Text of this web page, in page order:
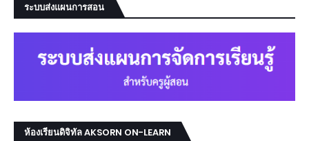
ระบบส่งแผนการสอน
ห้องเรียนดิจิทัล AKSORN ON-LEARN